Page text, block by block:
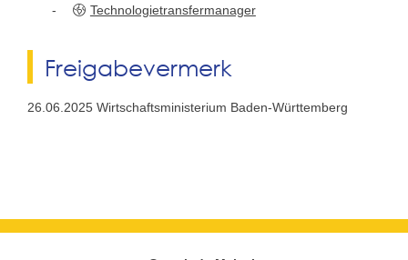
Technologietransfermanager
Freigabevermerk
26.06.2025 Wirtschaftsministerium Baden-Württemberg